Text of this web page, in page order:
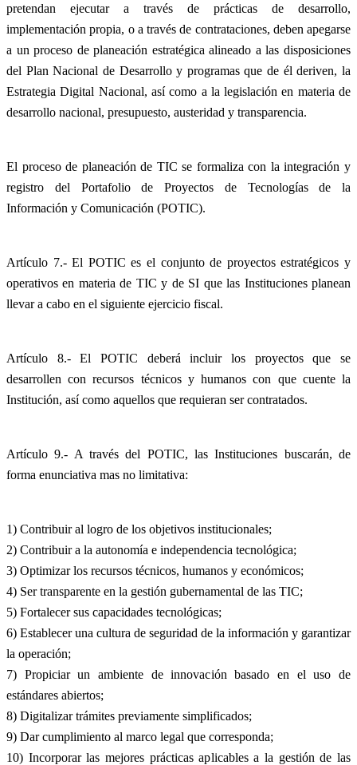
pretendan ejecutar a través de prácticas de desarrollo,
implementación propia, o a través de contrataciones, deben apegarse
a un proceso de planeación estratégica alineado a las disposiciones
del Plan Nacional de Desarrollo y programas que de él deriven, la
Estrategia Digital Nacional, así como a la legislación en materia de
desarrollo nacional, presupuesto, austeridad y transparencia.
El proceso de planeación de TIC se formaliza con la integración y
registro del Portafolio de Proyectos de Tecnologías de la
Información y Comunicación (POTIC).
Artículo 7.- El POTIC es el conjunto de proyectos estratégicos y
operativos en materia de TIC y de SI que las Instituciones planean
llevar a cabo en el siguiente ejercicio fiscal.
Artículo 8.- El POTIC deberá incluir los proyectos que se
desarrollen con recursos técnicos y humanos con que cuente la
Institución, así como aquellos que requieran ser contratados.
Artículo 9.- A través del POTIC, las Instituciones buscarán, de
forma enunciativa mas no limitativa:
1) Contribuir al logro de los objetivos institucionales;
2) Contribuir a la autonomía e independencia tecnológica;
3) Optimizar los recursos técnicos, humanos y económicos;
4) Ser transparente en la gestión gubernamental de las TIC;
5) Fortalecer sus capacidades tecnológicas;
6) Establecer una cultura de seguridad de la información y garantizar
la operación;
7) Propiciar un ambiente de innovación basado en el uso de
estándares abiertos;
8) Digitalizar trámites previamente simplificados;
9) Dar cumplimiento al marco legal que corresponda;
10) Incorporar las mejores prácticas aplicables a la gestión de las